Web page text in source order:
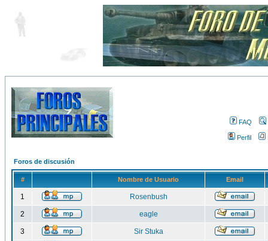
FAQ
Perfil
Foros de discusión
# Nombre de Usuario Email
1 Rosenbush
2 eagle
3 Sir Stuka